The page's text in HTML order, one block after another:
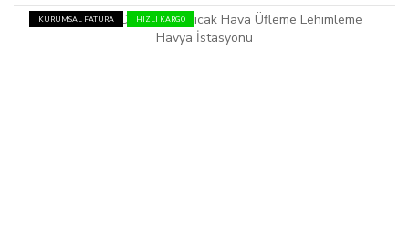
KURUMSAL FATURA HIZLI KARGO